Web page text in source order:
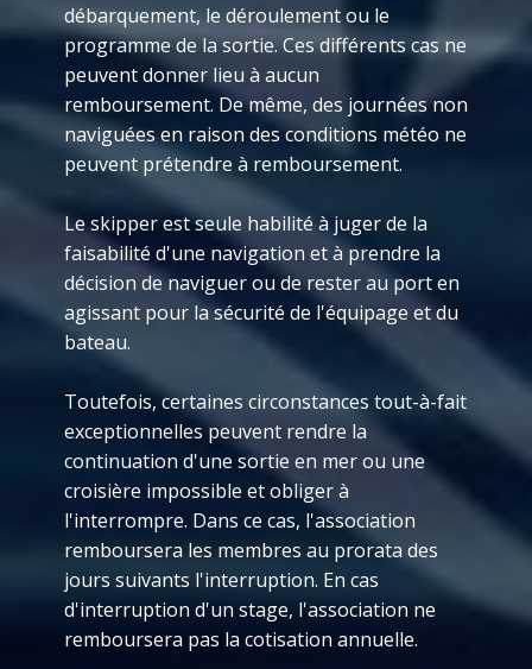
débarquement, le déroulement ou le
programme de la sortie. Ces différents cas ne
peuvent donner lieu à aucun
remboursement. De même, des journées non
naviguées en raison des conditions météo ne
peuvent prétendre à remboursement.
Le skipper est seule habilité à juger de la
faisabilité d'une navigation et à prendre la
décision de naviguer ou de rester au port en
agissant pour la sécurité de l'équipage et du
bateau.
Toutefois, certaines circonstances tout-à-fait
exceptionnelles peuvent rendre la
continuation d'une sortie en mer ou une
croisière impossible et obliger à
l'interrompre. Dans ce cas, l'association
remboursera les membres au prorata des
jours suivants l'interruption. En cas
d'interruption d'un stage, l'association ne
remboursera pas la cotisation annuelle.